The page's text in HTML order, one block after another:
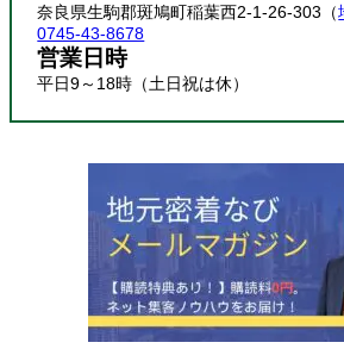
奈良県生駒郡斑鳩町稲葉西2-1-26-303（
0745-43-8678
営業日時
平日9～18時（土日祝は休）